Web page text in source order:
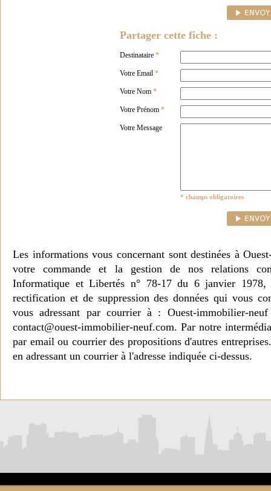
Partager cette fiche :
Destinataire *
Votre Email *
Votre Nom *
Votre Prénom *
Votre Message
* champs obligatoires
Les informations vous concernant sont destinées à
votre commande et la gestion de nos relations
Informatique et Libertés n° 78-17 du 6 janvier 1978,
rectification et de suppression des données qui vous
vous adressant par courrier à : Ouest-immobilier-
contact@ouest-immobilier-neuf.com. Par notre
par email ou courrier des propositions d'autres
en adressant un courrier à l'adresse indiquée ci-dessus.